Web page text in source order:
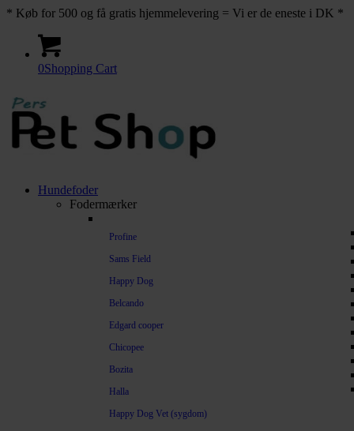
* Køb for 500 og få gratis hjemmelevering = Vi er de eneste i DK *
0Shopping Cart
Hundefoder
Fodermærker
Profine
Sams Field
Happy Dog
Belcando
Edgard cooper
Chicopee
Bozita
Halla
Happy Dog Vet (sygdom)